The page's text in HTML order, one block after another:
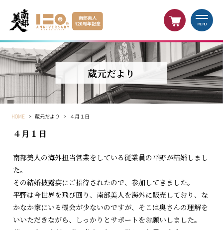
MENU
蔵元だより
HOME > 蔵元だより > ４月１日
４月１日
南部美人の海外担当営業をしている従業員の平野が結婚しまし
た。
その結婚披露宴にご招待されたので、参加してきました。
平野は今世界を飛び回り、南部美人を海外に販売しており、な
かなか家にいる機会が少ないのですが、そこは奥さんの理解を
いいただきながら、しっかりとサポートをお願いしました。